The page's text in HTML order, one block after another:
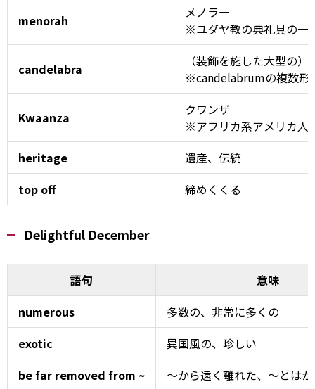
menorah
メノラー
※ユダヤ教の典礼具の一
candelabra
（装飾を施した大型の
※candelabrumの複数形
Kwaanza
クワンザ
※アフリカ系アメリカ人
heritage
遺産、伝統
top off
締めくくる
Delightful December
語句
意味
numerous
多数の、非常に多くの
exotic
異国風の、珍しい
be far removed from ~
～から遠く離れた、～とは